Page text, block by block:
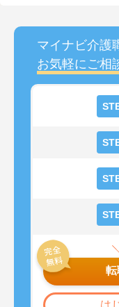
マイナビ介護
お気軽にご相
転
は